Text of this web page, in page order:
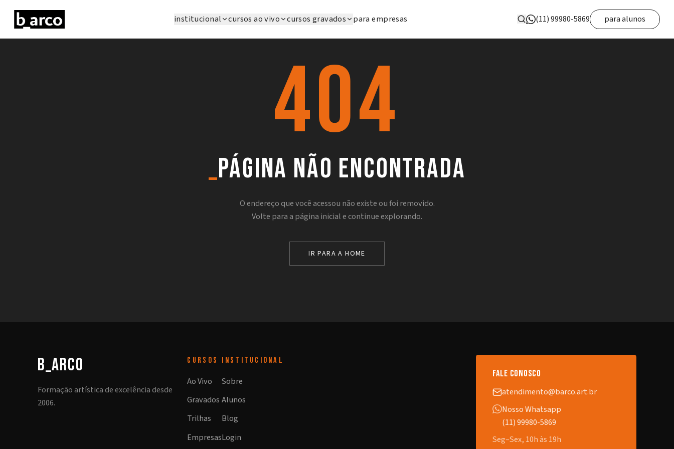
institucional cursos ao vivo cursos gravados para empresas (11) 99980-5869 para alunos
404
_página não encontrada
O endereço que você acessou não existe ou foi removido.
Volte para a página inicial e continue explorando.
IR PARA A HOME
b_arco
Formação artística de excelência desde
2006.
CURSOS
Ao Vivo
Gravados
Trilhas
Empresas
INSTITUCIONAL
Sobre
Alunos
Blog
Login
fale conosco
atendimento@barco.art.br
Nosso Whatsapp
(11) 99980-5869
Seg–Sex, 10h às 19h